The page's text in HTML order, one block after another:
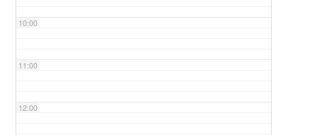
10:00
11:00
12:00